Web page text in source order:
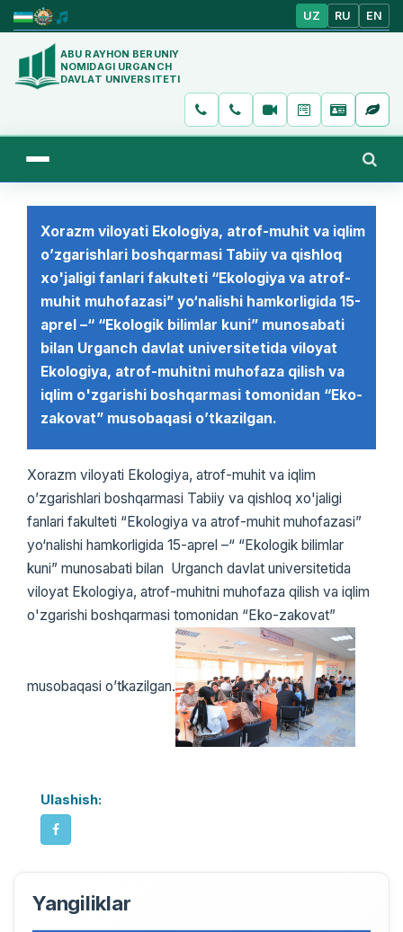
UZ RU EN
ABU RAYHON BERUNIY
NOMIDAGI URGANCH
DAVLAT UNIVERSITETI
Xorazm viloyati Ekologiya, atrof-muhit va iqlim
o’zgarishlari boshqarmasi Tabiiy va qishloq
xo'jaligi fanlari fakulteti “Ekologiya va atrof-
muhit muhofazasi” yo‘nalishi hamkorligida 15-
aprel –“ “Ekologik bilimlar kuni” munosabati
bilan Urganch davlat universitetida viloyat
Ekologiya, atrof-muhitni muhofaza qilish va
iqlim o'zgarishi boshqarmasi tomonidan “Eko-
zakovat” musobaqasi o’tkazilgan.
Xorazm viloyati Ekologiya, atrof-muhit va iqlim
o’zgarishlari boshqarmasi Tabiiy va qishloq xo'jaligi
fanlari fakulteti “Ekologiya va atrof-muhit muhofazasi”
yo‘nalishi hamkorligida 15-aprel –“ “Ekologik bilimlar
kuni” munosabati bilan Urganch davlat universitetida
viloyat Ekologiya, atrof-muhitni muhofaza qilish va iqlim
o'zgarishi boshqarmasi tomonidan “Eko-zakovat”
musobaqasi o’tkazilgan.
Ulashish:
Yangiliklar